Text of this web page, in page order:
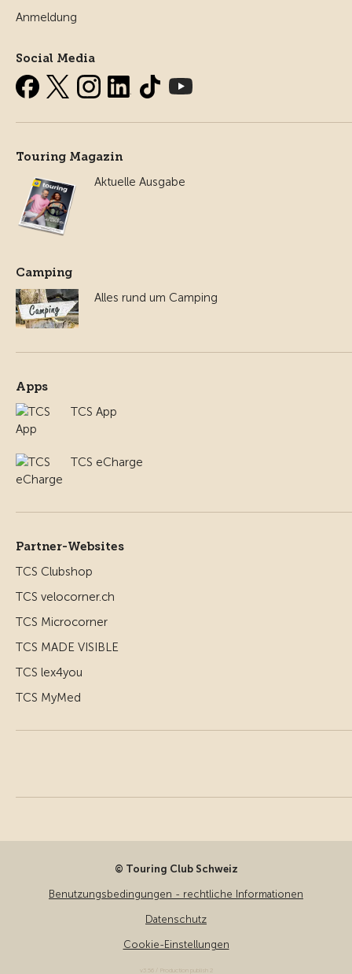
Anmeldung
Social Media
Touring Magazin
Aktuelle Ausgabe
Camping
Alles rund um Camping
Apps
TCS App
TCS eCharge
Partner-Websites
TCS Clubshop
TCS velocorner.ch
TCS Microcorner
TCS MADE VISIBLE
TCS lex4you
TCS MyMed
© Touring Club Schweiz
Benutzungsbedingungen - rechtliche Informationen
Datenschutz
Cookie-Einstellungen
v3.56 / Production publish 2